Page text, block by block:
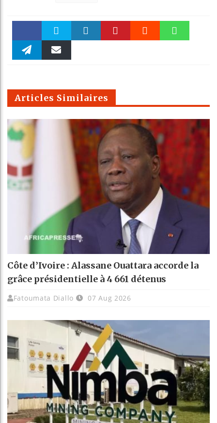
Faceboo Twitter
m
Articles Similaires
Côte d’Ivoire : Alassane Ouattara accorde la
grâce présidentielle à 4 661 détenus
Fatoumata Diallo 07 Aug 2026